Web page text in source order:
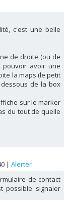
c'est une belle
de droite (ou de
avoir une
la maps (le petit
de la box
sur le marker
du tout de quelle
| Alerter
de contact
possible signaler